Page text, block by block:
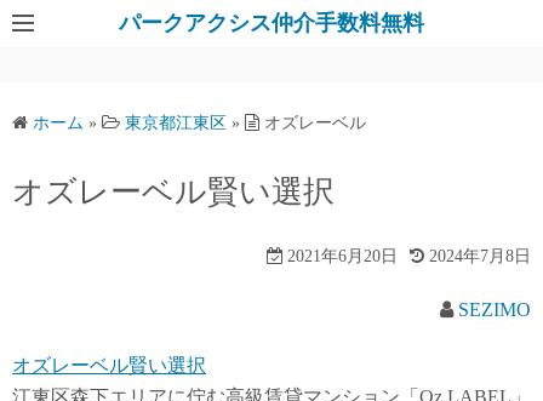
パークアクシス仲介手数料無料
ホーム » 東京都江東区 » オズレーベル
オズレーベル賢い選択
2021年6月20日 2024年7月8日
SEZIMO
オズレーベル賢い選択
江東区森下エリアに佇む高級賃貸マンション「Oz LABEL」